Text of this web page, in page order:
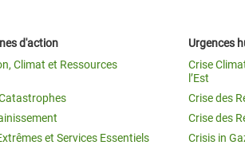
d'action
Climat et Ressources
et Services Essentiels
Urgences
Crise
l’Est
Crise des
Crise des
Crisis in